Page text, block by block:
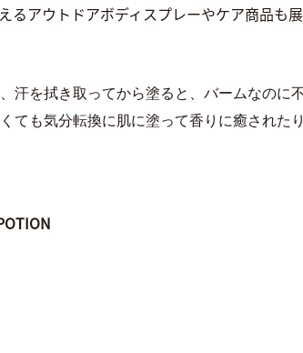
るアウトドアボディスプレーやケア商品も
汗を拭き取ってから塗ると、バームなのに
ても気分転換に肌に塗って香りに癒された